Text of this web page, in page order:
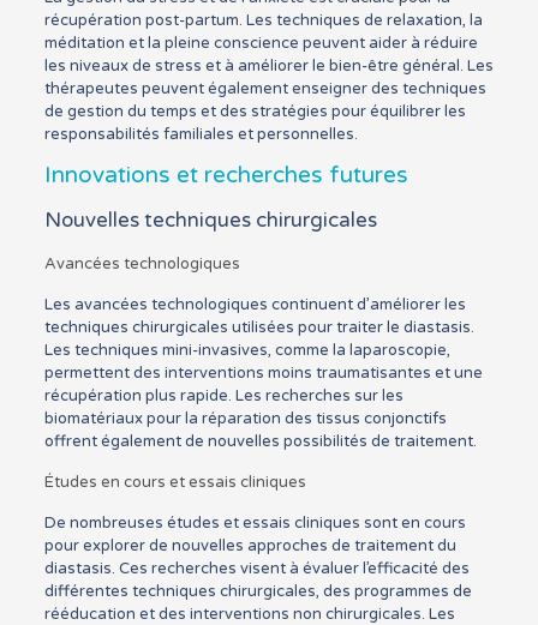
récupération post-partum. Les techniques de relaxation, la
méditation et la pleine conscience peuvent aider à réduire
les niveaux de stress et à améliorer le bien-être général. Les
thérapeutes peuvent également enseigner des techniques
de gestion du temps et des stratégies pour équilibrer les
responsabilités familiales et personnelles.
Innovations et recherches futures
Nouvelles techniques chirurgicales
Avancées technologiques
Les avancées technologiques continuent d’améliorer les
techniques chirurgicales utilisées pour traiter le diastasis.
Les techniques mini-invasives, comme la laparoscopie,
permettent des interventions moins traumatisantes et une
récupération plus rapide. Les recherches sur les
biomatériaux pour la réparation des tissus conjonctifs
offrent également de nouvelles possibilités de traitement.
Études en cours et essais cliniques
De nombreuses études et essais cliniques sont en cours
pour explorer de nouvelles approches de traitement du
diastasis. Ces recherches visent à évaluer l’efficacité des
différentes techniques chirurgicales, des programmes de
rééducation et des interventions non chirurgicales. Les